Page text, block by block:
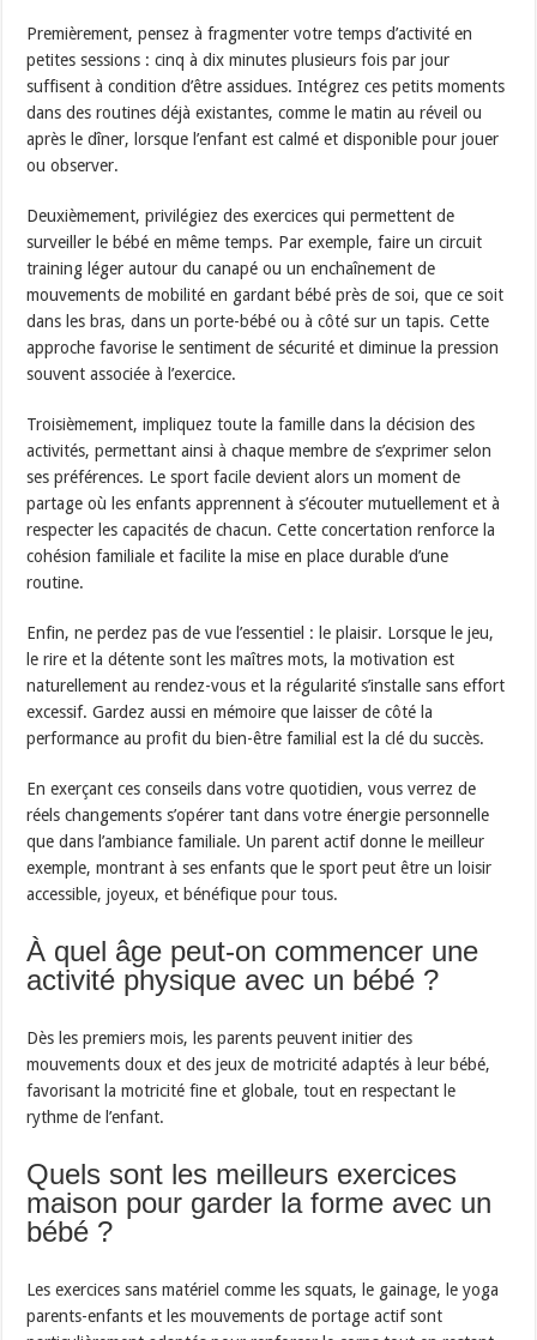
Premièrement, pensez à fragmenter votre temps d’activité en
petites sessions : cinq à dix minutes plusieurs fois par jour
suffisent à condition d’être assidues. Intégrez ces petits moments
dans des routines déjà existantes, comme le matin au réveil ou
après le dîner, lorsque l’enfant est calmé et disponible pour jouer
ou observer.
Deuxièmement, privilégiez des exercices qui permettent de
surveiller le bébé en même temps. Par exemple, faire un circuit
training léger autour du canapé ou un enchaînement de
mouvements de mobilité en gardant bébé près de soi, que ce soit
dans les bras, dans un porte-bébé ou à côté sur un tapis. Cette
approche favorise le sentiment de sécurité et diminue la pression
souvent associée à l’exercice.
Troisièmement, impliquez toute la famille dans la décision des
activités, permettant ainsi à chaque membre de s’exprimer selon
ses préférences. Le sport facile devient alors un moment de
partage où les enfants apprennent à s’écouter mutuellement et à
respecter les capacités de chacun. Cette concertation renforce la
cohésion familiale et facilite la mise en place durable d’une
routine.
Enfin, ne perdez pas de vue l’essentiel : le plaisir. Lorsque le jeu,
le rire et la détente sont les maîtres mots, la motivation est
naturellement au rendez-vous et la régularité s’installe sans effort
excessif. Gardez aussi en mémoire que laisser de côté la
performance au profit du bien-être familial est la clé du succès.
En exerçant ces conseils dans votre quotidien, vous verrez de
réels changements s’opérer tant dans votre énergie personnelle
que dans l’ambiance familiale. Un parent actif donne le meilleur
exemple, montrant à ses enfants que le sport peut être un loisir
accessible, joyeux, et bénéfique pour tous.
À quel âge peut-on commencer une
activité physique avec un bébé ?
Dès les premiers mois, les parents peuvent initier des
mouvements doux et des jeux de motricité adaptés à leur bébé,
favorisant la motricité fine et globale, tout en respectant le
rythme de l’enfant.
Quels sont les meilleurs exercices
maison pour garder la forme avec un
bébé ?
Les exercices sans matériel comme les squats, le gainage, le yoga
parents-enfants et les mouvements de portage actif sont